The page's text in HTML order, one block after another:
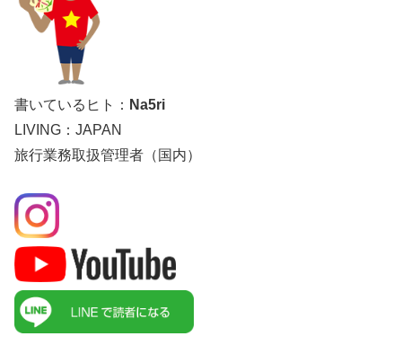
書いているヒト： Na5ri
LIVING：JAPAN
旅行業務取扱管理者（国内）